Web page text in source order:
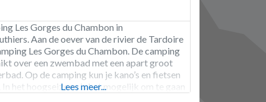
Les Gorges du Chambon in
Aan de oever van de rivier de Tardoire
Les Gorges du Chambon. De camping
over een zwembad met een apart groot
Op de camping kun je kano’s en fietsen
In het hoogseizoen is het mogelijk om te gaan
Lees meer...